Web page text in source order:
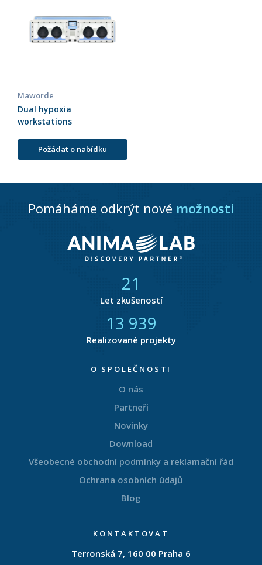
Maworde
Dual hypoxia
workstations
Požádat o nabídku
Pomáháme odkrýt nové možnosti
21
Let zkušeností
14 511
Realizované projekty
O SPOLEČNOSTI
O nás
Partneři
Novinky
Download
Všeobecné obchodní podmínky a reklamační řád
Ochrana osobních údajů
Blog
KONTAKTOVAT
Terronská 7, 160 00 Praha 6